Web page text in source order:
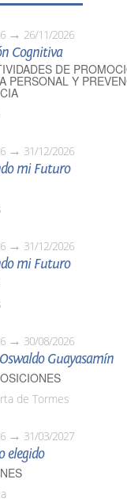
26/11/2026
Cognitiva
DE
PERSONAL Y
31/12/2026
mi Futuro
31/12/2026
mi Futuro
30/08/2026
Guayasamín
de Tormes
31/03/2027
elegido